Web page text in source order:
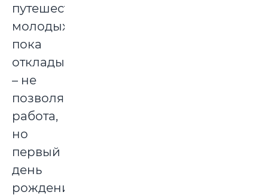
путешествие
молодых
пока
откладывается
– не
позволяет
работа,
но
первый
день
рождения